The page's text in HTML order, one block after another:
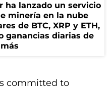
ha lanzado un servicio
minería en la nube
de BTC, XRP y ETH,
ganancias diarias de
committed to